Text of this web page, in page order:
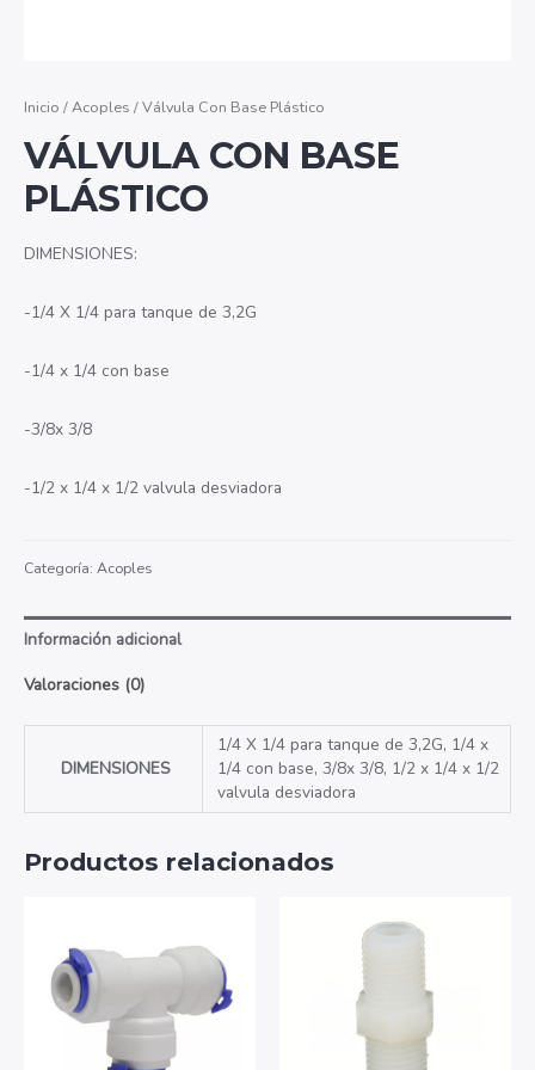
Inicio /Acoples / Válvula Con Base Plástico
VÁLVULA CON BASE
PLÁSTICO
DIMENSIONES:
-1/4 X 1/4 para tanque de 3,2G
-1/4 x 1/4 con base
-3/8x 3/8
-1/2 x 1/4 x 1/2 valvula desviadora
Categoría: Acoples
Información adicional
Valoraciones (0)
DIMENSIONES
1/4 X 1/4 para tanque de 3,2G, 1/4 x
1/4 con base, 3/8x 3/8, 1/2 x 1/4 x 1/2
valvula desviadora
Productos relacionados